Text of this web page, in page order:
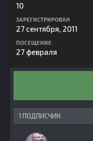
10
ЗАРЕГИСТРИРОВАН
27 сентября, 2011
ПОСЕЩЕНИЕ
27 февраля
1 ПОДПИСЧИК